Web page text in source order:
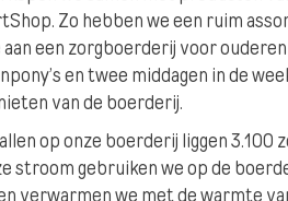
Zo hebben we een ruim
een zorgboerderij voor
en twee middagen in de
van de boerderij.
op onze boerderij liggen
stroom gebruiken we op de
verwarmen we met de warmte